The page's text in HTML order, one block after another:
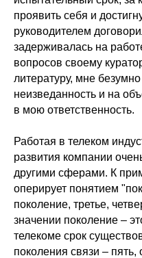
проявить себя и
руководителем
задерживалась на
вопросов своему
литературу, мне
неизведанность и на
в мою ответственность.
Работая в телеком
развития компании
другими сферами. К
оперирует понятием
поколение, третье,
значении поколение –
телекоме срок
поколения связи – пять,